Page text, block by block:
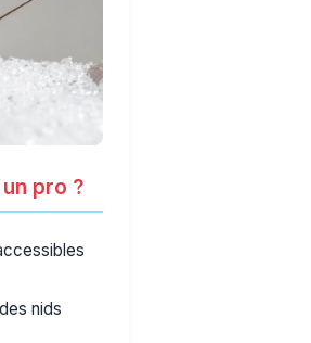
pro ?
nids